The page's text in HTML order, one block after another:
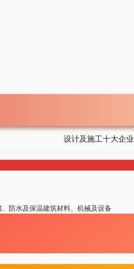
设计及施工十大企业
、防水及保温建筑材料、机械及设备